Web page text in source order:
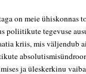
on meie ühiskonnas
tegevuse
kriis, mis väljendub
ja üleskerkinu